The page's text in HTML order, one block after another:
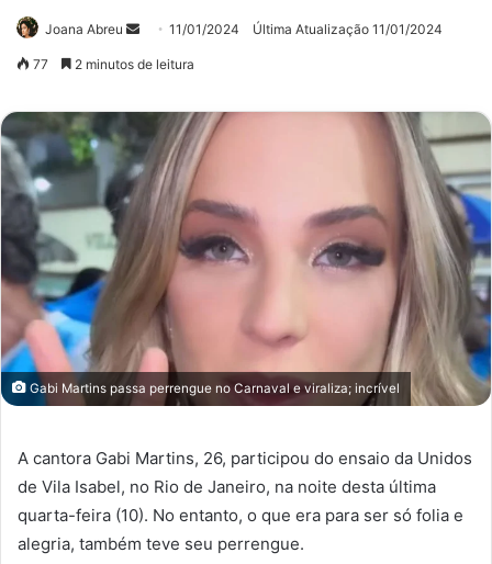
Joana Abreu
Mande11/01/2024 Última Atualização 11/01/2024
77 2 minutos de leitura
Gabi Martins passa perrengue no Carnaval e viraliza; incrível
A cantora Gabi Martins, 26, participou do ensaio da Unidos
de Vila Isabel, no Rio de Janeiro, na noite desta última
quarta-feira (10). No entanto, o que era para ser só folia e
alegria, também teve seu perrengue.